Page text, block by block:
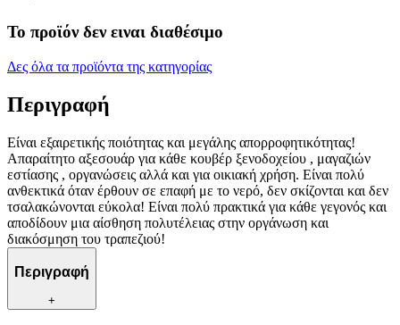
Το προϊόν δεν ειναι διαθέσιμο
Δες όλα τα προϊόντα της κατηγορίας
Περιγραφή
Είναι εξαιρετικής ποιότητας και μεγάλης απορροφητικότητας!
Απαραίτητο αξεσουάρ για κάθε κουβέρ ξενοδοχείου , μαγαζιών
εστίασης , οργανώσεις αλλά και για οικιακή χρήση. Είναι πολύ
ανθεκτικά όταν έρθουν σε επαφή με το νερό, δεν σκίζονται και δεν
τσαλακώνονται εύκολα! Είναι πολύ πρακτικά για κάθε γεγονός και
αποδίδουν μια αίσθηση πολυτέλειας στην οργάνωση και
διακόσμηση του τραπεζιού!
Περιγραφή
+